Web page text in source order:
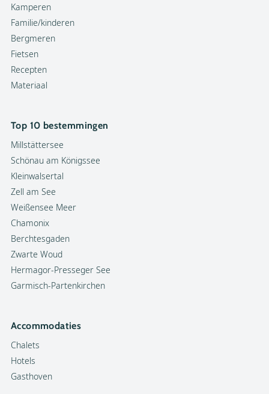
Kamperen
Familie/kinderen
Bergmeren
Fietsen
Recepten
Materiaal
Top 10 bestemmingen
Millstättersee
Schönau am Königssee
Kleinwalsertal
Zell am See
Weißensee Meer
Chamonix
Berchtesgaden
Zwarte Woud
Hermagor-Presseger See
Garmisch-Partenkirchen
Accommodaties
Chalets
Hotels
Gasthoven